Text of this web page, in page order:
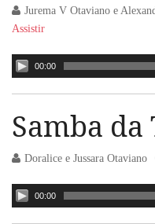
Jurema V Otaviano e
Assistir
00:00
Samba da
Doralice e Jussara Otaviano
00:00